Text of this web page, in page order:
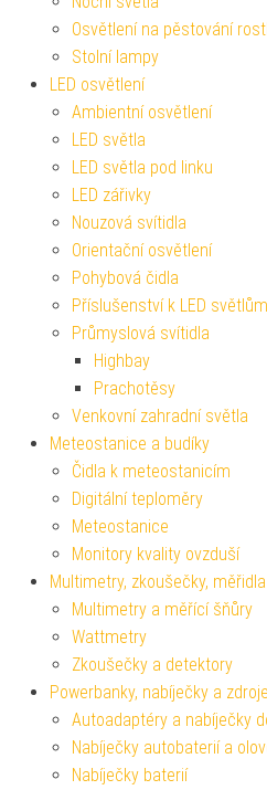
Osvětlení na pěstování
Stolní lampy
LED osvětlení
Ambientní osvětlení
LED světla
LED světla pod linku
LED zářivky
Nouzová svítidla
Orientační osvětlení
Pohybová čidla
Příslušenství k LED světlům
Průmyslová svítidla
Highbay
Prachotěsy
Venkovní zahradní světla
Meteostanice a budíky
Čidla k meteostanicím
Digitální teploměry
Meteostanice
Monitory kvality ovzduší
Multimetry, zkoušečky, měřidla
Multimetry a měřící šňůry
Wattmetry
Zkoušečky a detektory
Powerbanky, nabíječky a zdroje
Autoadaptéry a nabíječky
Nabíječky autobaterií a
Nabíječky baterií